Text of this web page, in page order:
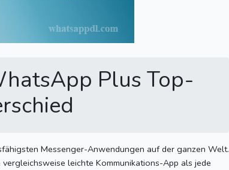
Plus Top-
Messenger-Anwendungen auf der ganzen Welt.
leichte Kommunikations-App als jede